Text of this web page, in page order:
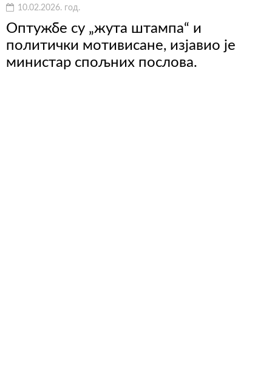
10.02.2026. год.
Оптужбе су „жута штампа“ и
политички мотивисане, изјавио је
министар спољних послова.